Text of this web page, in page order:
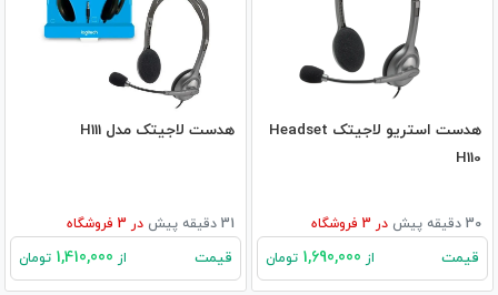
هدست استریو لاجیتک Headset
H110
30 دقیقه پیش در فروشگاه
قیمت از تومان
هدست لاجیتک مدل H111
31 دقیقه پیش در فروشگاه
قیمت از تومان